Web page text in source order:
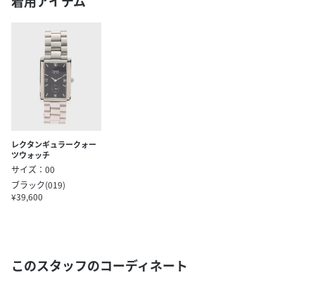
レクタンギュラークォー
ツウォッチ
サイズ：00
ブラック(019)
¥39,600
このスタッフのコーディネート